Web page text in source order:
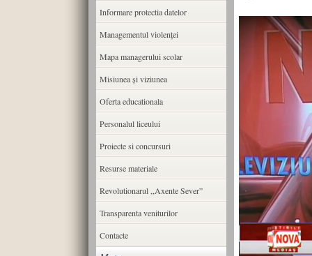
Informare protectia datelor
Managementul violenței
Mapa managerului scolar
Misiunea şi viziunea
Oferta educationala
Personalul liceului
Proiecte si concursuri
Resurse materiale
Revolutionarul ,,Axente Sever”
Transparenta veniturilor
Contacte